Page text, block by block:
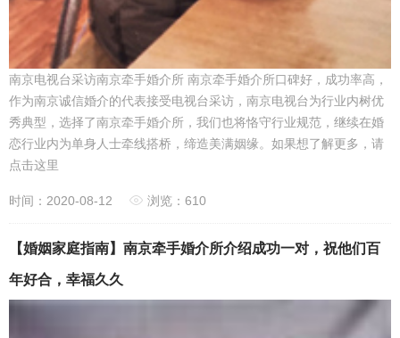
南京电视台采访南京牵手婚介所 南京牵手婚介所口碑好，成功率高，
作为南京诚信婚介的代表接受电视台采访，南京电视台为行业内树优
秀典型，选择了南京牵手婚介所，我们也将恪守行业规范，继续在婚
恋行业内为单身人士牵线搭桥，缔造美满姻缘。如果想了解更多，请
点击这里
时间：2020-08-12 浏览：610
【婚姻家庭指南】南京牵手婚介所介绍成功一对，祝他们百
年好合，幸福久久